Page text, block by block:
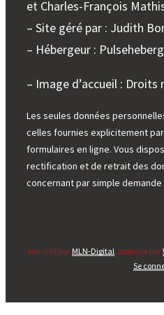
et Charles-François
– Site géré par : Judith
– Hébergeur : Pulseheberg
– Image d’accueil : Droits
Les seules données
celles fournies explicitement
formulaires en ligne. Vous
rectification et de retrait des
concernant par simple demande
Site créé par MLN-Digital , propulsé par
Se